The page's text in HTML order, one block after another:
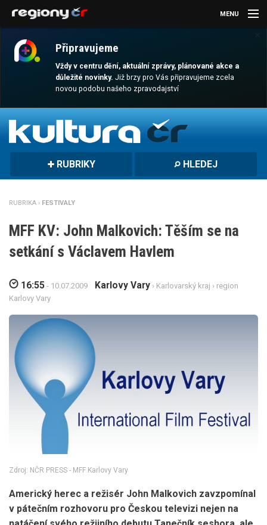
Připravujeme
Vždy v centru dění, aktuální zprávy, plánované akce a
důležité novinky.Již brzy pro Vás připravujeme zcela
novou podobu našeho zpravodajství
MENU
AKTUALITY
MAGAZÍN
RUBRIKY HLEDEJ
RUBRIKA › FESTIVALY
MFF KV: John Malkovich: Těším se na
setkání s Václavem Havlem
16:55 - 10.07.2009 Karlovy Vary › Karlovarský kraj › region
Karlovy Vary
Zdroj: NČR PRESS - MFF Karlovy Vary
Americký herec a režisér John Malkovich zavzpomínal
v pátečním rozhovoru pro Českou televizi nejen na